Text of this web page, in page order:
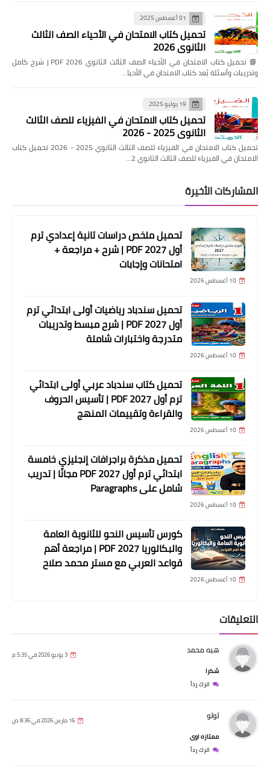
01 أغسطس 2025
تحميل كتاب الامتحان في الأحياء الصف الثالث
الثانوي 2026
📘 تحميل كتاب الامتحان في الأحياء الصف الثالث الثانوي 2026 PDF | شرح كامل
وتدريبات وأسئلة يُعد كتاب الامتحان في الأحيا…
19 يوليو 2025
تحميل كتاب الامتحان في الفيزياء للصف الثالث
الثانوي 2025 - 2026
تحميل كتاب الامتحان في الفيزياء للصف الثالث الثانوي 2025 - 2026 تحميل كتاب
الامتحان في الفيزياء للصف الثالث الثانوي 2…
المشاركات الأخيرة
تحميل ملخص دراسات تانية إعدادي ترم
أول 2027 PDF | شرح + مراجعة +
امتحانات وإجابات
10 أغسطس 2026
تحميل سندباد رياضيات أولى ابتدائي ترم
أول 2027 PDF | شرح مبسط وتدريبات
متدرجة واختبارات شاملة
10 أغسطس 2026
تحميل كتاب سندباد عربي أولى ابتدائي
ترم أول 2027 PDF | تأسيس الحروف
والقراءة وتقييمات المنهج
10 أغسطس 2026
تحميل مذكرة براجرافات إنجليزي خامسة
ابتدائي ترم أول 2027 PDF مجانًا | تدريب
شامل على Paragraphs
10 أغسطس 2026
كورس تأسيس النحو للثانوية العامة
والبكالوريا 2027 PDF | مراجعة أهم
قواعد العربي مع مستر محمد صلاح
10 أغسطس 2026
التعليقات
هبه محمد 3 يونيو 2026 في 5:35 م
شكرا
اترك رداً
لولو 16 مارس 2026 في 8:36 ص
ممتازه اوى
اترك رداً